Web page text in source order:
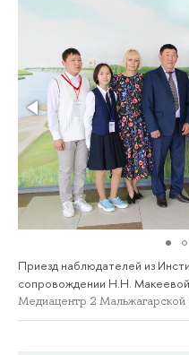
Приезд наблюдателей из
сопровождении Н.Н. Макеевой
Медиацентр 2